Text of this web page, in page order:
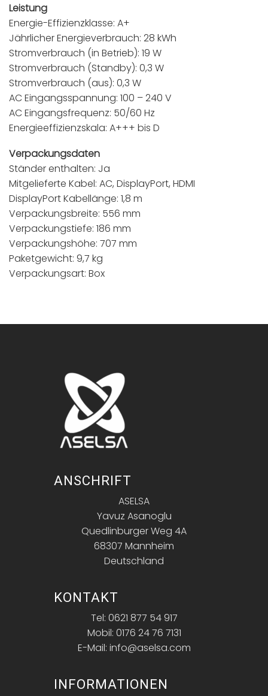
Leistung
Energie-Effizienzklasse: A+
Jährlicher Energieverbrauch: 28 kWh
Stromverbrauch (in Betrieb): 19 W
Stromverbrauch (Standby): 0,3 W
Stromverbrauch (aus): 0,3 W
AC Eingangsspannung: 100 – 240 V
AC Eingangsfrequenz: 50/60 Hz
Energieeffizienzskala: A+++ bis D
Verpackungsdaten
Ständer enthalten: Ja
Mitgelieferte Kabel: AC, DisplayPort, HDMI
DisplayPort Kabellänge: 1,8 m
Verpackungsbreite: 556 mm
Verpackungstiefe: 186 mm
Verpackungshöhe: 707 mm
Paketgewicht: 9,7 kg
Verpackungsart: Box
ANSCHRIFT
ASELSA
Yavuz Asanoglu
Quedlinburger Weg 4A
68307 Mannheim
Deutschland
KONTAKT
Tel: 0621 877 54 917
Mobil: 0176 24 76 7131
E-Mail: info@aselsa.com
INFORMATIONEN